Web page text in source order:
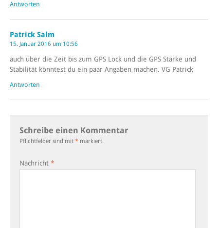
Antworten
Patrick Salm
15. Januar 2016 um 10:56
auch über die Zeit bis zum GPS Lock und die GPS Stärke und
Stabilität könntest du ein paar Angaben machen. VG Patrick
Antworten
Schreibe einen Kommentar
Pflichtfelder sind mit * markiert.
Nachricht *